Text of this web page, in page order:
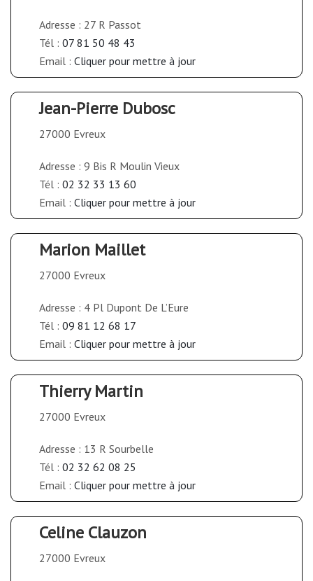
Adresse : 27 R Passot
Tél : 07 81 50 48 43
Email : Cliquer pour mettre à jour
Jean-Pierre Dubosc
27000 Evreux
Adresse : 9 Bis R Moulin Vieux
Tél : 02 32 33 13 60
Email : Cliquer pour mettre à jour
Marion Maillet
27000 Evreux
Adresse : 4 Pl Dupont De L’Eure
Tél : 09 81 12 68 17
Email : Cliquer pour mettre à jour
Thierry Martin
27000 Evreux
Adresse : 13 R Sourbelle
Tél : 02 32 62 08 25
Email : Cliquer pour mettre à jour
Celine Clauzon
27000 Evreux